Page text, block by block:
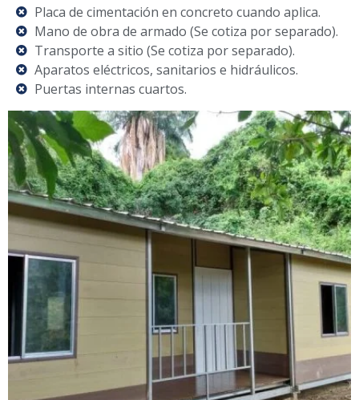
Placa de cimentación en concreto cuando aplica.
Mano de obra de armado (Se cotiza por separado).
Transporte a sitio (Se cotiza por separado).
Aparatos eléctricos, sanitarios e hidráulicos.
Puertas internas cuartos.